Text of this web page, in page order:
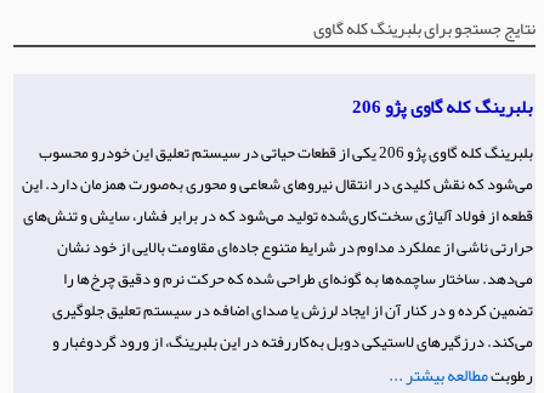
نتایج جستجو برای بلبرینگ کله گاوی
بلبرینگ کله گاوی پژو 206
بلبرینگ کله گاوی پژو 206 یکی از قطعات حیاتی در سیستم تعلیق این خودرو محسوب
می‌شود که نقش کلیدی در انتقال نیروهای شعاعی و محوری به‌صورت همزمان دارد. این
قطعه از فولاد آلیاژی سخت‌کاری‌شده تولید می‌شود که در برابر فشار، سایش و تنش‌های
حرارتی ناشی از عملکرد مداوم در شرایط متنوع جاده‌ای مقاومت بالایی از خود نشان
می‌دهد. ساختار ساچمه‌ها به گونه‌ای طراحی شده که حرکت نرم و دقیق چرخ‌ها را
تضمین کرده و در کنار آن از ایجاد لرزش یا صدای اضافه در سیستم تعلیق جلوگیری
می‌کند. درزگیرهای لاستیکی دوبل به‌کاررفته در این بلبرینگ، از ورود گردوغبار و
رطوبتمطالعه بیشتر ...